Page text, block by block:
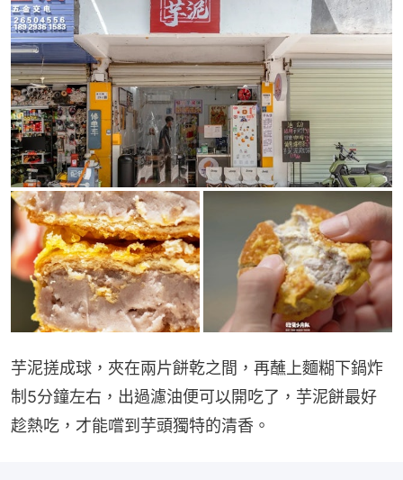
芋泥搓成球，夾在兩片餅乾之間，再蘸上麵糊下鍋炸
制5分鐘左右，出過濾油便可以開吃了，芋泥餅最好
趁熱吃，才能嚐到芋頭獨特的清香。